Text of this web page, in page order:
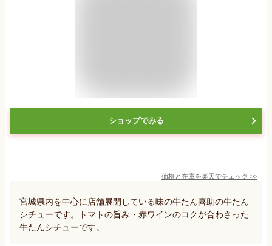
ショップでみる
価格と在庫を楽天でチェック >>
宮城県内を中心に店舗展開している味の牛たん喜助の牛たん
シチューです。トマトの旨み・赤ワインのコクが合わさった
牛たんシチューです。